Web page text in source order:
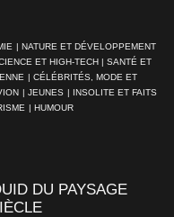
| NATURE ET DÉVELOPPEMENT
ET HIGH-TECH | SANTÉ ET
| CÉLÉBRITÉS, MODE ET
| JEUNES | INSOLITE ET FAITS
| HUMOUR
DU PAYSAGE